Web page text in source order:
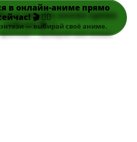
в онлайн-аниме прямо
🎬 👆🏻
— выбирай своё аниме.